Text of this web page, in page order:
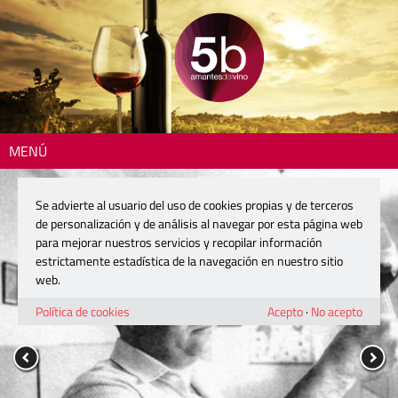
MENÚ
Se advierte al usuario del uso de cookies propias y de terceros
de personalización y de análisis al navegar por esta página web
para mejorar nuestros servicios y recopilar información
estrictamente estadística de la navegación en nuestro sitio
web.
Política de cookies
Acepto· No acepto